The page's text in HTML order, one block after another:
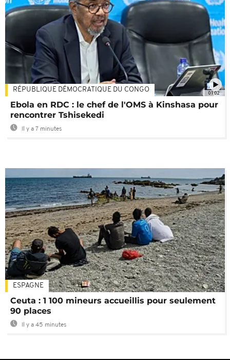
01:02
RÉPUBLIQUE DÉMOCRATIQUE DU CONGO
Ebola en RDC : le chef de l'OMS à Kinshasa pour
rencontrer Tshisekedi
Il y a 7 minutes
ESPAGNE
Ceuta : 1 100 mineurs accueillis pour seulement
90 places
Il y a 45 minutes